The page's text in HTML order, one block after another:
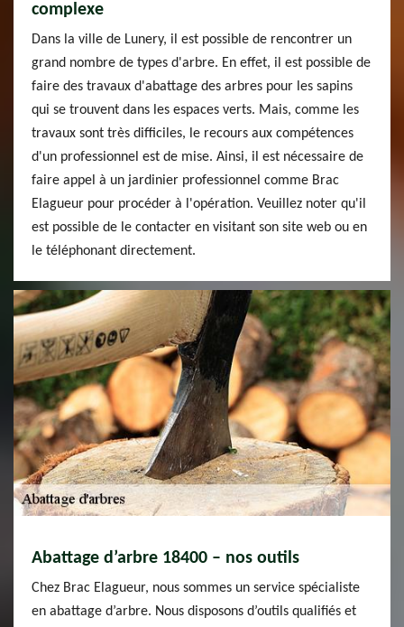
complexe
Dans la ville de Lunery, il est possible de rencontrer un
grand nombre de types d'arbre. En effet, il est possible de
faire des travaux d'abattage des arbres pour les sapins
qui se trouvent dans les espaces verts. Mais, comme les
travaux sont très difficiles, le recours aux compétences
d'un professionnel est de mise. Ainsi, il est nécessaire de
faire appel à un jardinier professionnel comme Brac
Elagueur pour procéder à l'opération. Veuillez noter qu'il
est possible de le contacter en visitant son site web ou en
le téléphonant directement.
Abattage d’arbre 18400 – nos outils
Chez Brac Elagueur, nous sommes un service spécialiste
en abattage d’arbre. Nous disposons d’outils qualifiés et